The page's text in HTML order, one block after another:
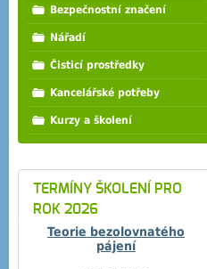
Bezpečnostní značení
Nářadí
Čisticí prostředky
Kancelářské potřeby
Kurzy a školení
TERMÍNY ŠKOLENÍ PRO
ROK 2026
Teorie bezolovnatého
pájení